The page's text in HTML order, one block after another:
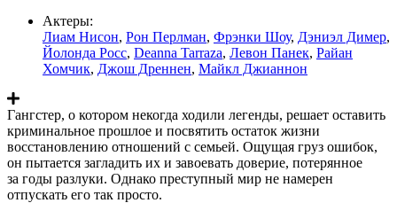
Актеры:
Лиам Нисон, Рон Перлман, Фрэнки Шоу, Дэниэл Димер,
Йолонда Росс, Deanna Tarraza, Левон Панек, Райан
Хомчик, Джош Дреннен, Майкл Джианнон
Гангстер, о котором некогда ходили легенды, решает оставить
криминальное прошлое и посвятить остаток жизни
восстановлению отношений с семьей. Ощущая груз ошибок,
он пытается загладить их и завоевать доверие, потерянное
за годы разлуки. Однако преступный мир не намерен
отпускать его так просто.